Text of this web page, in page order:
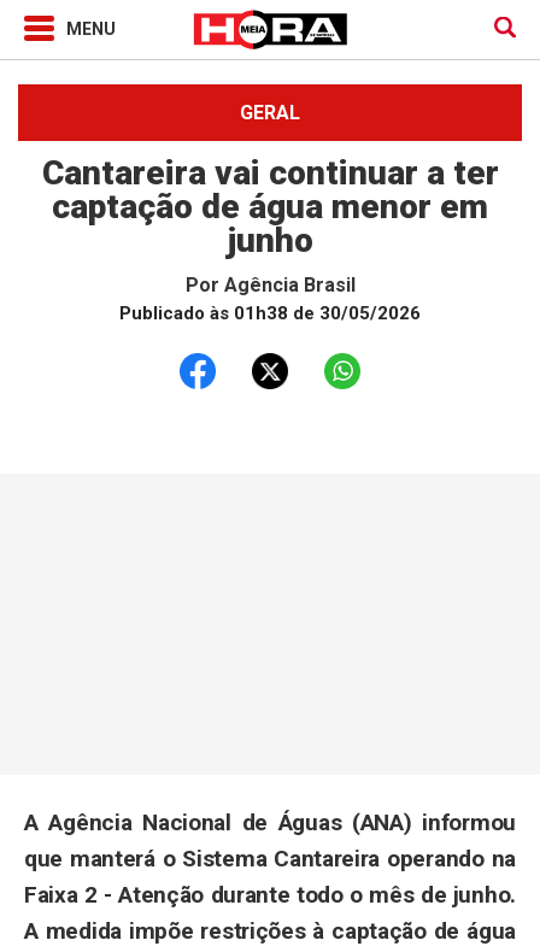
GERAL
Cantareira vai continuar a ter
captação de água menor em
junho
Por Agência Brasil
Publicado às 01h38 de 30/05/2026
A Agência Nacional de Águas (ANA) informou
que manterá o Sistema Cantareira operando na
Faixa 2 - Atenção durante todo o mês de junho.
A medida impõe restrições à captação de água